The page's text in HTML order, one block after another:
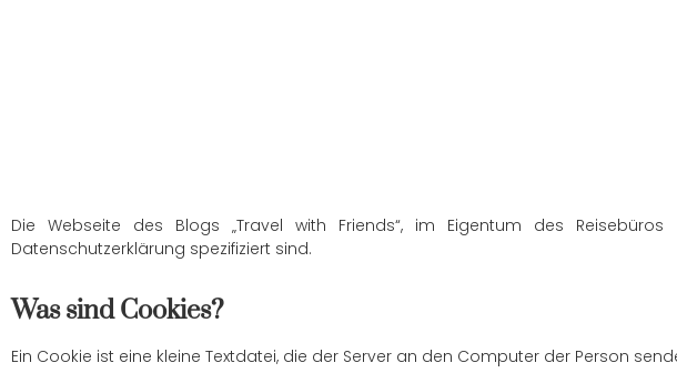
Die Webseite des Blogs „Travel with Friends“, im Eigentum des
Datenschutzerklärung spezifiziert sind.
Was sind Cookies?
Ein Cookie ist eine kleine Textdatei, die der Server an den Computer der Person